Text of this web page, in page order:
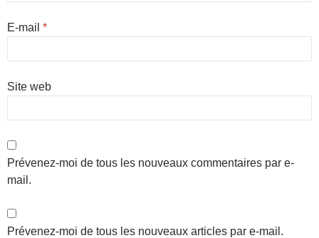
E-mail *
Site web
Prévenez-moi de tous les nouveaux commentaires par e-
mail.
Prévenez-moi de tous les nouveaux articles par e-mail.